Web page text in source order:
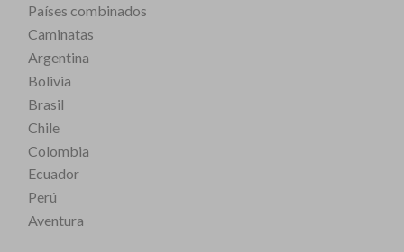
Países combinados
Caminatas
Argentina
Bolivia
Brasil
Chile
Colombia
Ecuador
Perú
Aventura